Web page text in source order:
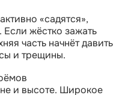
«садятся»,
Если жёстко зажать
часть начнёт давить
и трещины.
и высоте. Широкое